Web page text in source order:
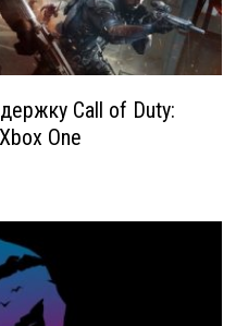
Call of Duty:
One